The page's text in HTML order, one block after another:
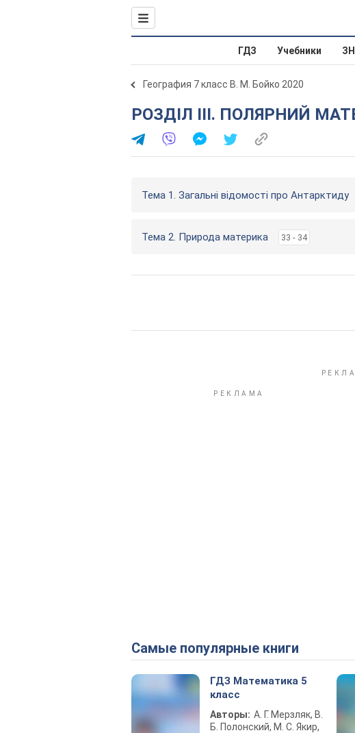
ГДЗ Учебники
География 7 класс В. М. Бойко 2020
РОЗДІЛ ІІІ. ПОЛЯРНИЙ
Тема 1. Загальні відомості про Антарктиду
Тема 2. Природа материка 33 - 34
Самые популярные книги
ГДЗ Математика 5
класс
Авторы: А. Г. Мерзляк, В.
Б. Полонский, М. С. Якир,